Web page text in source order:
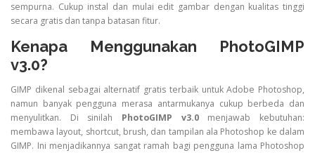
sempurna. Cukup instal dan mulai edit gambar dengan kualitas tinggi
secara gratis dan tanpa batasan fitur.
Kenapa Menggunakan PhotoGIMP
v3.0?
GIMP dikenal sebagai alternatif gratis terbaik untuk Adobe Photoshop,
namun banyak pengguna merasa antarmukanya cukup berbeda dan
menyulitkan. Di sinilah PhotoGIMP v3.0menjawab kebutuhan:
membawa layout, shortcut, brush, dan tampilan ala Photoshop ke dalam
GIMP. Ini menjadikannya sangat ramah bagi pengguna lama Photoshop